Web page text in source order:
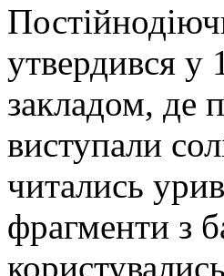
утвердився у
закладом, де
виступали
читались
фрагменти з